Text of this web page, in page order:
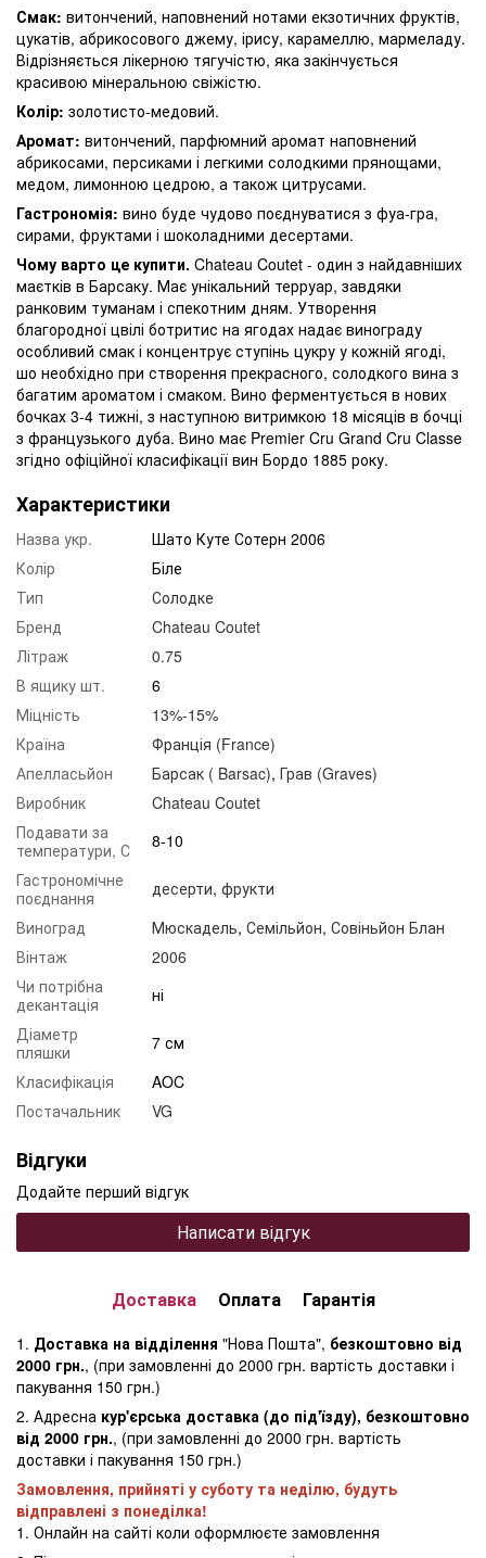
Смак: витончений, наповнений нотами екзотичних фруктів,
цукатів, абрикосового джему, ірису, карамеллю, мармеладу.
Відрізняється лікерною тягучістю, яка закінчується
красивою мінеральною свіжістю.
Колір: золотисто-медовий.
Аромат: витончений, парфюмний аромат наповнений
абрикосами, персиками і легкими солодкими прянощами,
медом, лимонною цедрою, а також цитрусами.
Гастрономія: вино буде чудово поєднуватися з фуа-гра,
сирами, фруктами і шоколадними десертами.
Чому варто це купити. Chateau Coutet - один з найдавніших
маєтків в Барсаку. Має унікальний терруар, завдяки
ранковим туманам і спекотним дням. Утворення
благородної цвілі ботритис на ягодах надає винограду
особливий смак і концентрує ступінь цукру у кожній ягоді,
шо необхідно при створення прекрасного, солодкого вина з
багатим ароматом і смаком. Вино ферментується в нових
бочках 3-4 тижні, з наступною витримкою 18 місяців в бочці
з французького дуба. Вино має Premier Cru Grand Cru Classe
згідно офіційної класифікації вин Бордо 1885 року.
Характеристики
Назва укр.
Шато Куте Сотерн 2006
Колір
Біле
Тип
Солодке
Бренд
Chateau Coutet
Літраж
0.75
В ящику шт.
6
Міцність
13%-15%
Країна
Франція (France)
Апелласьйон
Барсак ( Barsac), Грав (Graves)
Виробник
Chateau Coutet
Подавати за
температури, С
8-10
Гастрономічне
поєднання
десерти, фрукти
Виноград
Мюскадель, Семільйон, Совіньйон Блан
Вінтаж
2006
Чи потрібна
декантація
ні
Діаметр
пляшки
7 см
Класифікація
AOC
Постачальник
VG
Відгуки
Додайте перший відгук
Написати відгук
Доставка Оплата Гарантія
1. Доставка на відділення "Нова Пошта", безкоштовно від
2000 грн., (при замовленні до 2000 грн. вартість доставки і
пакування 150 грн.)
2. Адресна кур'єрська доставка (до під'їзду), безкоштовно
від 2000 грн., (при замовленні до 2000 грн. вартість
доставки і пакування 150 грн.)
Замовлення, прийняті у суботу та неділю, будуть
відправлені з понеділка!
1. Онлайн на сайті коли оформлюєте замовлення